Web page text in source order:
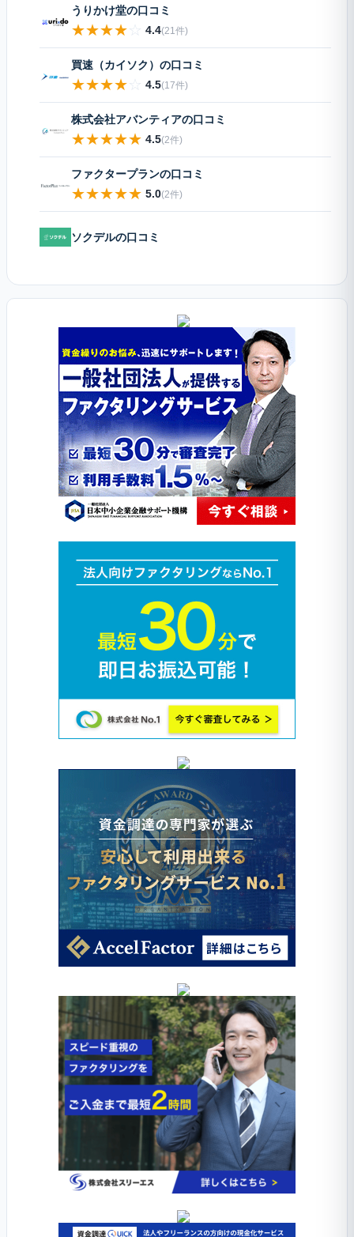
うりかけ堂の口コミ
★★★★☆ 4.4(21件)
買速（カイソク）の口コミ
★★★★☆ 4.5(17件)
株式会社アバンティアの口コミ
★★★★★ 4.5(2件)
ファクタープランの口コミ
★★★★★ 5.0(2件)
ソクデルの口コミ